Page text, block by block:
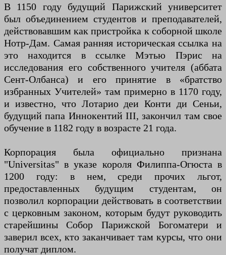
В 1150 году будущий Парижский университет
был объединением студентов и преподавателей,
действовавшим как пристройка к соборной школе
Нотр-Дам. Самая ранняя историческая ссылка на
это находится в ссылке Мэтью Пэрис на
исследования его собственного учителя (аббата
Сент-Олбанса) и его принятие в «братство
избранных Учителей» там примерно в 1170 году,
и известно, что Лотарио деи Конти ди Сеньи,
будущий папа Иннокентий III, закончил там свое
обучение в 1182 году в возрасте 21 года.
Корпорация была официально признана
"Universitas" в указе короля Филиппа-Огюста в
1200 году: в нем, среди прочих льгот,
предоставленных будущим студентам, он
позволил корпорации действовать в соответствии
с церковным законом, которым будут руководить
старейшины Собор Парижской Богоматери и
заверил всех, кто заканчивает там курсы, что они
получат диплом.